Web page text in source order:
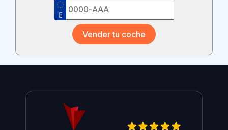
Vender tu coche